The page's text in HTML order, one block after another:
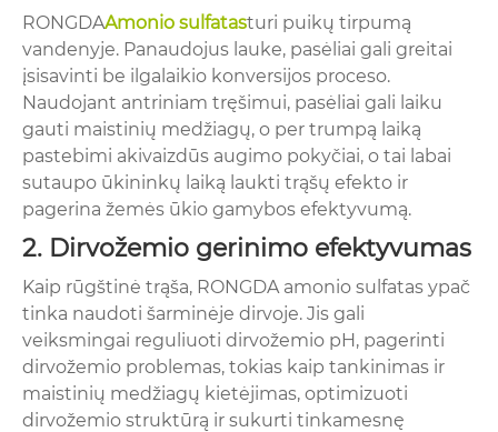
RONGDAAmonio sulfatasturi puikų tirpumą
vandenyje. Panaudojus lauke, pasėliai gali greitai
įsisavinti be ilgalaikio konversijos proceso.
Naudojant antriniam tręšimui, pasėliai gali laiku
gauti maistinių medžiagų, o per trumpą laiką
pastebimi akivaizdūs augimo pokyčiai, o tai labai
sutaupo ūkininkų laiką laukti trąšų efekto ir
pagerina žemės ūkio gamybos efektyvumą.
2. Dirvožemio gerinimo efektyvumas
Kaip rūgštinė trąša, RONGDA amonio sulfatas ypač
tinka naudoti šarminėje dirvoje. Jis gali
veiksmingai reguliuoti dirvožemio pH, pagerinti
dirvožemio problemas, tokias kaip tankinimas ir
maistinių medžiagų kietėjimas, optimizuoti
dirvožemio struktūrą ir sukurti tinkamesnę